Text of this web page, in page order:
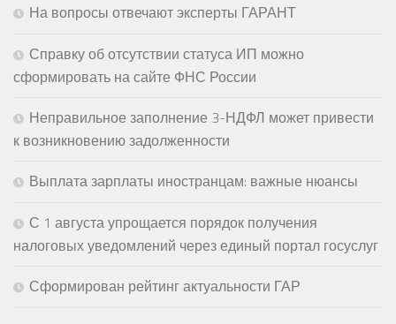
На вопросы отвечают эксперты ГАРАНТ
Справку об отсутствии статуса ИП можно
сформировать на сайте ФНС России
Неправильное заполнение 3-НДФЛ может привести
к возникновению задолженности
Выплата зарплаты иностранцам: важные нюансы
С 1 августа упрощается порядок получения
налоговых уведомлений через единый портал госуслуг
Сформирован рейтинг актуальности ГАР